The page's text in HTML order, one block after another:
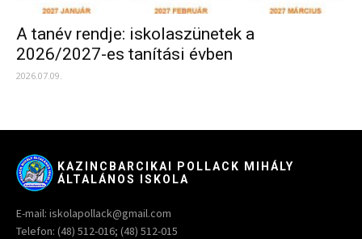
A tanév rendje: iskolaszünetek a
2026/2027-es tanítási évben
2026.07.09.
KAZINCBARCIKAI POLLACK MIHÁLY
ÁLTALÁNOS ISKOLA
E-mail: iskolapollack@gmail.com
Telefon: (48) 512-016; (48) 512-015